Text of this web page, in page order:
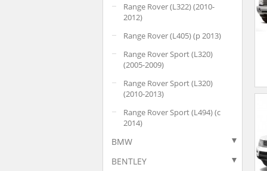
Range Rover (L322) (2010-
2012)
Range Rover (L405) (p 2013)
Range Rover Sport (L320)
(2005-2009)
Range Rover Sport (L320)
(2010-2013)
Range Rover Sport (L494) (с
2014)
BMW
BENTLEY